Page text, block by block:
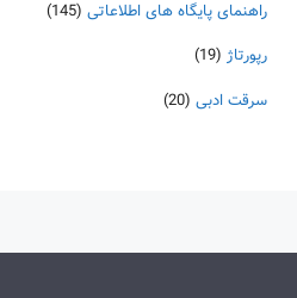
راهنمای پایگاه های اطلاعاتی (145)
رپورتاژ (19)
سرقت ادبی (20)